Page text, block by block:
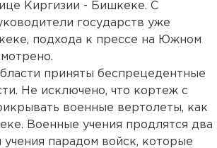
Киргизии - Бишкеке. С
государств уже
подхода к прессе на Южном
приняты беспрецедентные
Не исключено, что кортеж с
военные вертолеты, как
Военные учения продлятся два
учения парадом войск, которые